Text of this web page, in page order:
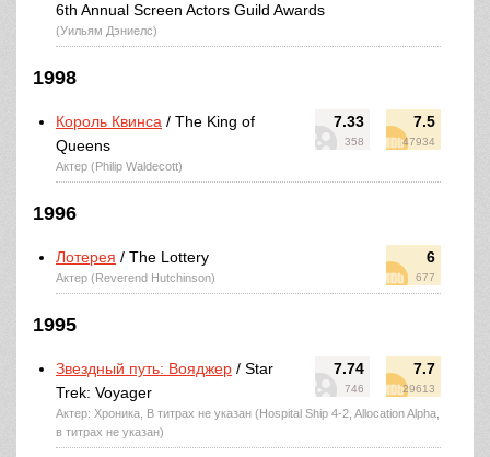
6th Annual Screen Actors Guild Awards
(Уильям Дэниелс)
1998
7.33
358
7.5
47934
Король Квинса / The King of
Queens
Актер (Philip Waldecott)
1996
6
677
Лотерея / The Lottery
Актер (Reverend Hutchinson)
1995
7.74
746
7.7
29613
Звездный путь: Вояджер / Star
Trek: Voyager
Актер: Хроника, В титрах не указан (Hospital Ship 4-2, Allocation Alpha,
в титрах не указан)